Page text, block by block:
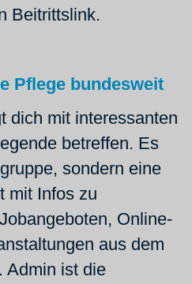
Beitrittslink.
Pflege bundesweit
dich mit interessanten
betreffen. Es
sondern eine
mit Infos zu
Online-
aus dem
Admin ist die